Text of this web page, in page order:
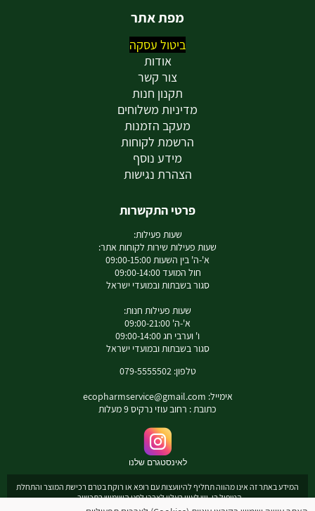
מפת אתר
ביטול עסקה
אודות
צור קשר
תקנון חנות
מדיניות משלוחים
מעקב הזמנות
הרשמת לקוחות
מידע נוסף
הצהרת נגישות
פרטי התקשרות
שעות פעילות:
שעות פעילות שירות לקוחות אתר:
א'-ה' בין השעות 09:00-15:00
חול המועד 09:00-14:00
סגור בשבתות ובמועדי ישראל
שעות פעילות חנות:
א'-ה' 09:00-21:00
ו' וערבי חג 09:00-14:00
סגור בשבתות ובמועדי ישראל
טלפון: 079-5555502
אימייל: ecopharmservice@gmail.com
כתובת : רחוב עוזי נרקיס 9 מעלות
לאינסטגרם שלנו
המידע באתר זה אינו מהווה תחליף להיוועצות עם רופא או רוקח בטרם רכישת המוצר והתחלת
הטיפול בו. יש לעיין בעלון לצרכן לפני השימוש בתכשיר .
מומלץ להיוועץ עם רוקח בכל הנוגע למטרות ואופן השימוש , תופעות לוואי ואינטראקציה עם